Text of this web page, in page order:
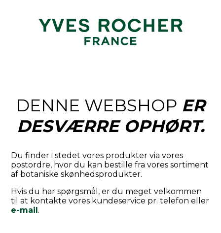
DENNE WEBSHOP ER
DESVÆRRE OPHØRT.
Du finder i stedet vores produkter via vores
postordre, hvor du kan bestille fra vores sortiment
af botaniske skønhedsprodukter.
Hvis du har spørgsmål, er du meget velkommen
til at kontakte vores kundeservice pr. telefon eller
e-mail.